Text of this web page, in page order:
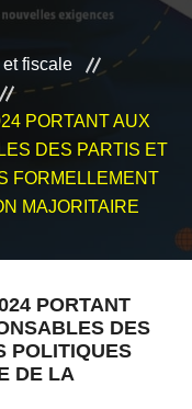
fiscale
PORTANT AUX
DES PARTIS ET
FORMELLEMENT
MAJORITAIRE
PORTANT
DES
POLITIQUES
DE LA